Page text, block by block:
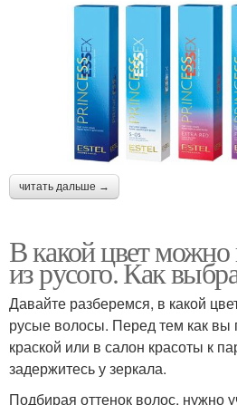
читать дальше →
В какой цвет можно
из русого. Как
Давайте разберемся, в какой
русые волосы. Перед тем как вы
краской или в салон красоты к
задержитесь у зеркала.
Подбирая оттенок волос, нужно